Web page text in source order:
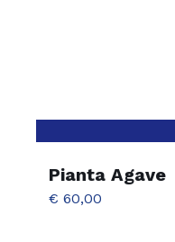
Pianta Agave
€ 60,00